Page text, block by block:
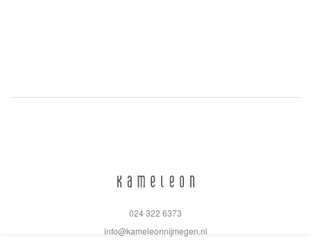
024 322 6373
info@kameleonnijmegen.nl